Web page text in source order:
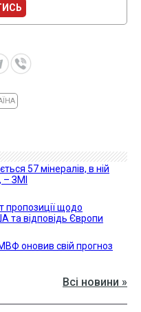
57 мінералів, в ній
ЗМІ
пропозиції щодо
та відповідь Європи
оновив свій прогноз
Всі новини »